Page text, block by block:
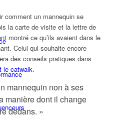
comment un mannequin se
la carte de visite et la lettre de
montré ce qu’ils avaient dans le
Celui qui souhaite encore
des conseils pratiques dans
le catwalk.
mannequin non à ses
manière dont il change
dedans. »